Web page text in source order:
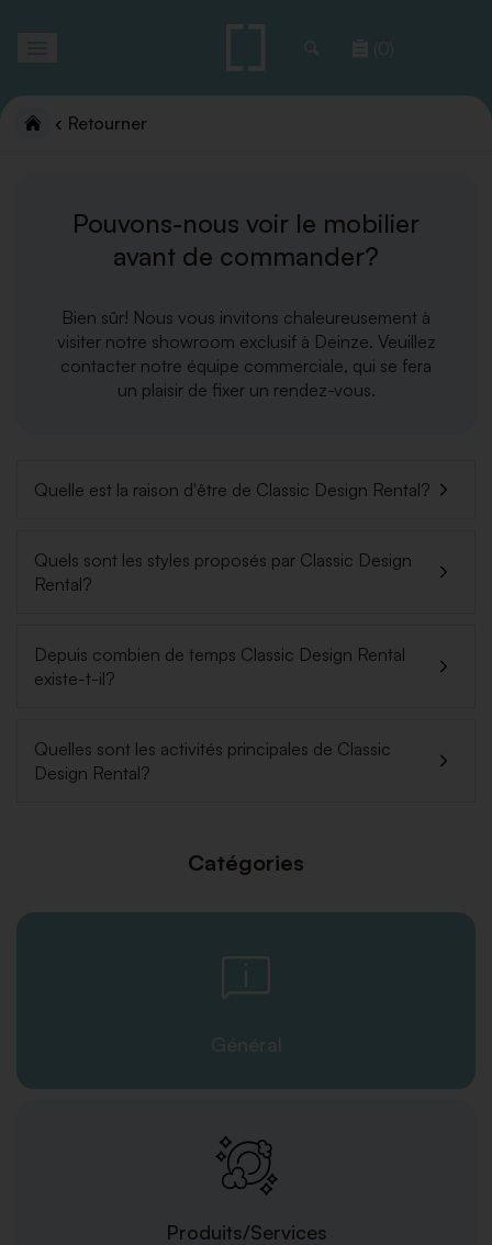
(0)
Retourner
Pouvons-nous voir le mobilier
avant de commander?
Bien sûr! Nous vous invitons chaleureusement à
visiter notre showroom exclusif à Deinze. Veuillez
contacter notre équipe commerciale, qui se fera
un plaisir de fixer un rendez-vous.
Quelle est la raison d'être de Classic Design Rental?
Quels sont les styles proposés par Classic Design
Rental?
Depuis combien de temps Classic Design Rental
existe-t-il?
Quelles sont les activités principales de Classic
Design Rental?
Catégories
Général
Produits/Services